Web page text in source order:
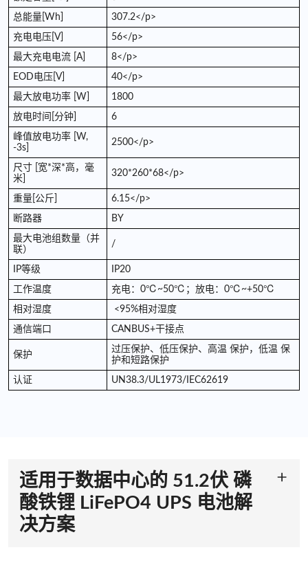
总能量[Wh] 307.2</p>
充电电压[V] 56</p>
最大充电电流 [A] 8</p>
EOD电压[V] 40</p>
最大放电功率 [W] 1800
放电时间[分钟] 6
峰值放电功率 [W,
-3s]
2500</p>
尺寸 [宽*深*高，毫
米]
320*260*68</p>
重量[公斤] 6.15</p>
断路器 BY
最大电池组数量（并
联）
/
IP等级 IP20
工作温度 充电：0℃~50℃；放电：0℃~+50℃
相对湿度 <95%相对湿度
通信端口 CANBUS+干接点
保护
过压保护、低压保护、高温 保护，低温 保
护和短路保护
认证 UN38.3/UL1973/IEC62619
适用于数据中心的 51.2伏 磷
酸铁锂 LiFePO4 UPS 电池解
决方案